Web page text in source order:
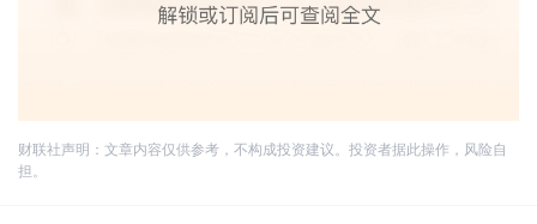
财联社声明：文章内容仅供参考，不构成投资建议。投资者据此操作，风险自
担。